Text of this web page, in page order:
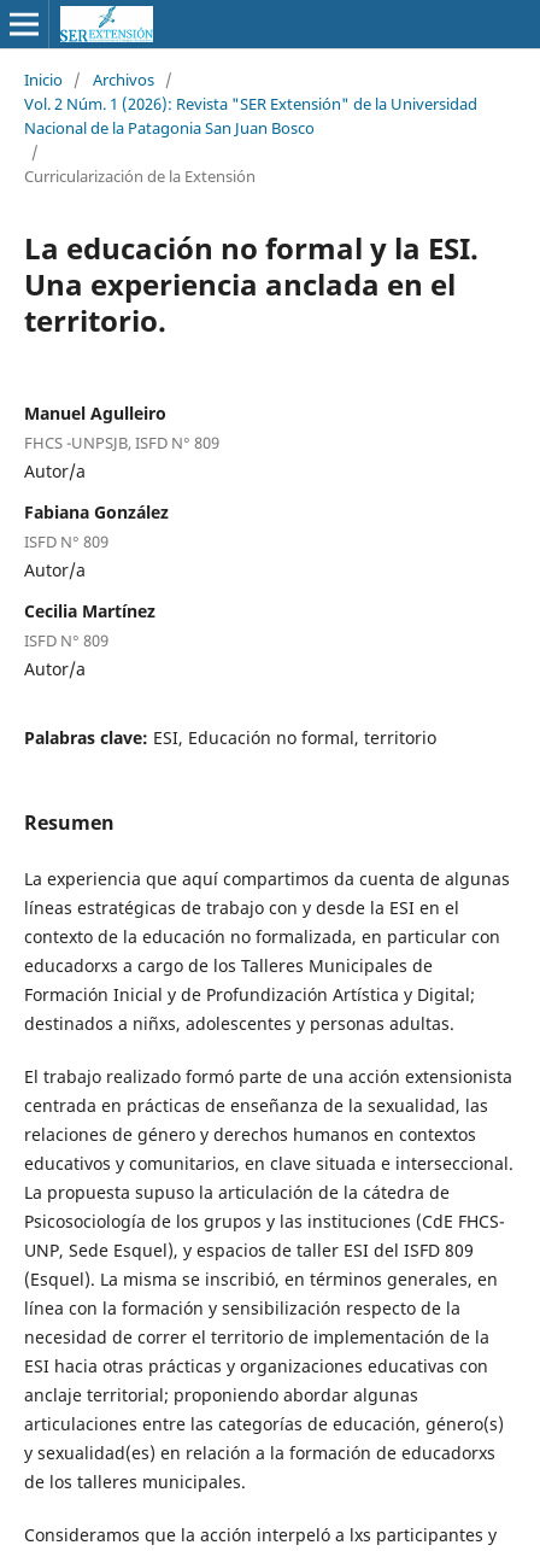
Inicio / Archivos /
Vol. 2 Núm. 1 (2026): Revista "SER Extensión" de la Universidad
Nacional de la Patagonia San Juan Bosco
/
Curricularización de la Extensión
La educación no formal y la ESI.
Una experiencia anclada en el
territorio.
Manuel Agulleiro
FHCS -UNPSJB, ISFD N° 809
Autor/a
Fabiana González
ISFD N° 809
Autor/a
Cecilia Martínez
ISFD N° 809
Autor/a
Palabras clave: ESI, Educación no formal, territorio
Resumen
La experiencia que aquí compartimos da cuenta de algunas
líneas estratégicas de trabajo con y desde la ESI en el
contexto de la educación no formalizada, en particular con
educadorxs a cargo de los Talleres Municipales de
Formación Inicial y de Profundización Artística y Digital;
destinados a niñxs, adolescentes y personas adultas.
El trabajo realizado formó parte de una acción extensionista
centrada en prácticas de enseñanza de la sexualidad, las
relaciones de género y derechos humanos en contextos
educativos y comunitarios, en clave situada e interseccional.
La propuesta supuso la articulación de la cátedra de
Psicosociología de los grupos y las instituciones (CdE FHCS-
UNP, Sede Esquel), y espacios de taller ESI del ISFD 809
(Esquel). La misma se inscribió, en términos generales, en
línea con la formación y sensibilización respecto de la
necesidad de correr el territorio de implementación de la
ESI hacia otras prácticas y organizaciones educativas con
anclaje territorial; proponiendo abordar algunas
articulaciones entre las categorías de educación, género(s)
y sexualidad(es) en relación a la formación de educadorxs
de los talleres municipales.
Consideramos que la acción interpeló a lxs participantes y